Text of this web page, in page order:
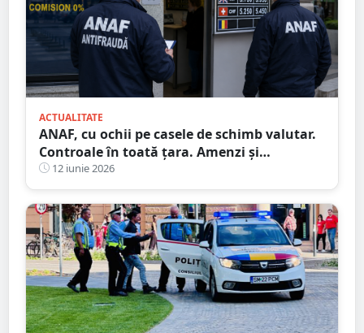
ACTUALITATE
ANAF, cu ochii pe casele de schimb valutar.
Controale în toată țara. Amenzi și
confiscări de peste 3,4 milioane de lei
12 iunie 2026